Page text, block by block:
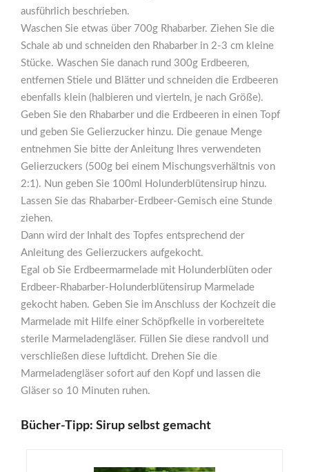
ausführlich beschrieben.
Waschen Sie etwas über 700g Rhabarber. Ziehen Sie die
Schale ab und schneiden den Rhabarber in 2-3 cm kleine
Stücke. Waschen Sie danach rund 300g Erdbeeren,
entfernen Stiele und Blätter und schneiden die Erdbeeren
ebenfalls klein (halbieren und vierteln, je nach Größe).
Geben Sie den Rhabarber und die Erdbeeren in einen Topf
und geben Sie Gelierzucker hinzu. Die genaue Menge
entnehmen Sie bitte der Anleitung Ihres verwendeten
Gelierzuckers (500g bei einem Mischungsverhältnis von
2:1). Nun geben Sie 100ml Holunderblütensirup hinzu.
Lassen Sie das Rhabarber-Erdbeer-Gemisch eine Stunde
ziehen.
Dann wird der Inhalt des Topfes entsprechend der
Anleitung des Gelierzuckers aufgekocht.
Egal ob Sie Erdbeermarmelade mit Holunderblüten oder
Erdbeer-Rhabarber-Holunderblütensirup Marmelade
gekocht haben. Geben Sie im Anschluss der Kochzeit die
Marmelade mit Hilfe einer Schöpfkelle in vorbereitete
sterile Marmeladengläser. Füllen Sie diese randvoll und
verschließen diese luftdicht. Drehen Sie die
Marmeladengläser sofort auf den Kopf und lassen die
Gläser so 10 Minuten ruhen.
Bücher-Tipp: Sirup selbst gemacht